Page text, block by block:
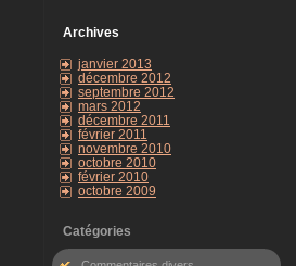
Archives
janvier 2013
décembre 2012
septembre 2012
mars 2012
décembre 2011
février 2011
novembre 2010
octobre 2010
février 2010
octobre 2009
Catégories